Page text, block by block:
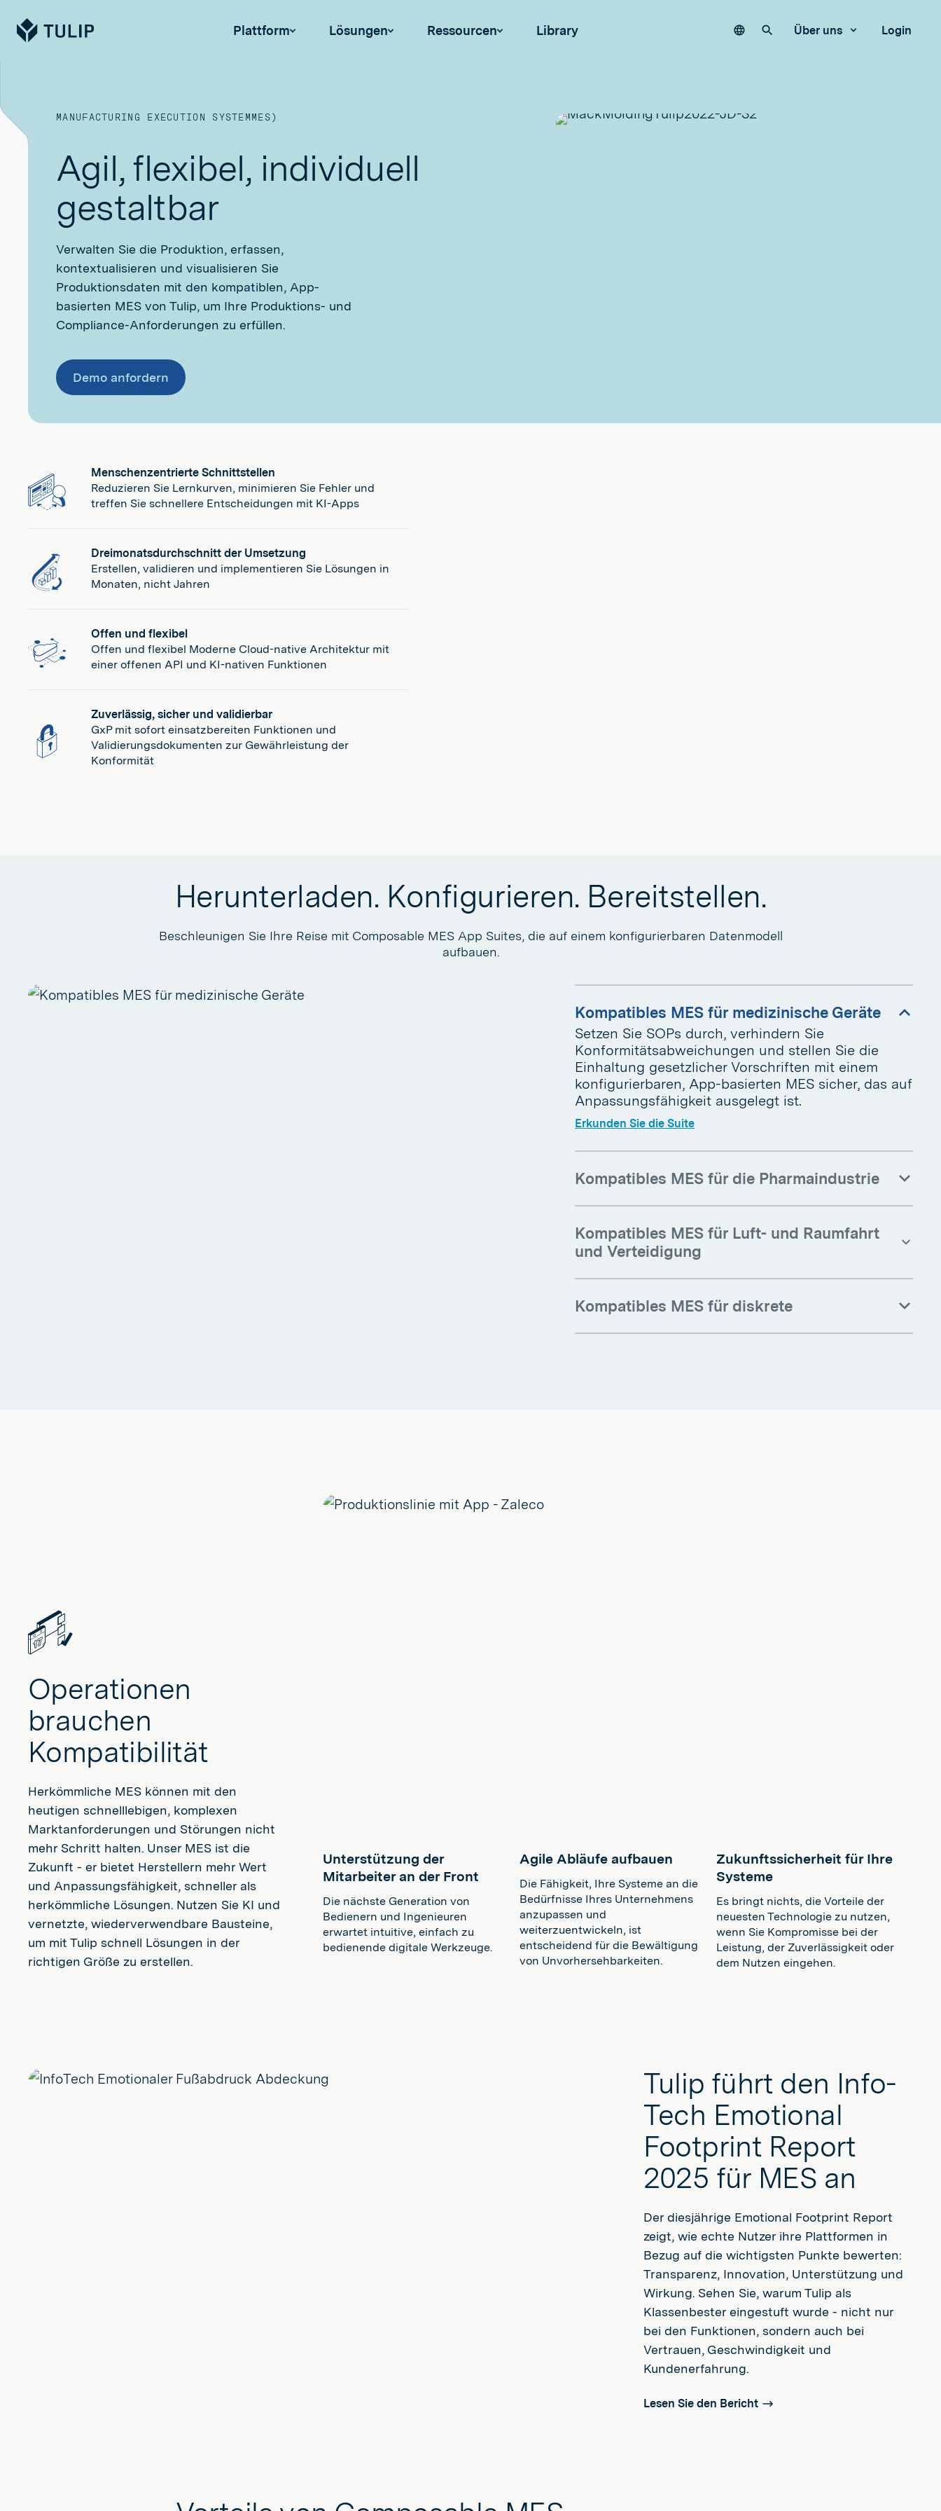
Tulip Plattform Lösungen Ressourcen Library LanguageUnsere Website durchsuchen
Über uns Login
MANUFACTURING EXECUTION SYSTEMMES)
Agil, flexibel, individuell
gestaltbar
Verwalten Sie die Produktion, erfassen,
kontextualisieren und visualisieren Sie
Produktionsdaten mit den kompatiblen, App-
basierten MES von Tulip, um Ihre Produktions- und
Compliance-Anforderungen zu erfüllen.
Demo anfordern
Menschenzentrierte Schnittstellen
Reduzieren Sie Lernkurven, minimieren Sie Fehler und
treffen Sie schnellere Entscheidungen mit KI-Apps
Dreimonatsdurchschnitt der Umsetzung
Erstellen, validieren und implementieren Sie Lösungen in
Monaten, nicht Jahren
Offen und flexibel
Offen und flexibel Moderne Cloud-native Architektur mit
einer offenen API und KI-nativen Funktionen
Zuverlässig, sicher und validierbar
GxP mit sofort einsatzbereiten Funktionen und
Validierungsdokumenten zur Gewährleistung der
Konformität
Herunterladen. Konfigurieren. Bereitstellen.
Beschleunigen Sie Ihre Reise mit Composable MES App Suites, die auf einem konfigurierbaren Datenmodell
aufbauen.
Kompatibles MES für medizinische Geräte
Setzen Sie SOPs durch, verhindern Sie
Konformitätsabweichungen und stellen Sie die
Einhaltung gesetzlicher Vorschriften mit einem
konfigurierbaren, App-basierten MES sicher, das auf
Anpassungsfähigkeit ausgelegt ist.
Erkunden Sie die Suite
Kompatibles MES für die Pharmaindustrie
Kompatibles MES für Luft- und Raumfahrt
und Verteidigung
Kompatibles MES für diskrete
Operationen
brauchen
Kompatibilität
Herkömmliche MES können mit den
heutigen schnelllebigen, komplexen
Marktanforderungen und Störungen nicht
mehr Schritt halten. Unser MES ist die
Zukunft - er bietet Herstellern mehr Wert
und Anpassungsfähigkeit, schneller als
herkömmliche Lösungen. Nutzen Sie KI und
vernetzte, wiederverwendbare Bausteine,
um mit Tulip schnell Lösungen in der
richtigen Größe zu erstellen.
Unterstützung der
Mitarbeiter an der Front
Die nächste Generation von
Bedienern und Ingenieuren
erwartet intuitive, einfach zu
bedienende digitale Werkzeuge.
Agile Abläufe aufbauen
Die Fähigkeit, Ihre Systeme an die
Bedürfnisse Ihres Unternehmens
anzupassen und
weiterzuentwickeln, ist
entscheidend für die Bewältigung
von Unvorhersehbarkeiten.
Zukunftssicherheit für Ihre
Systeme
Es bringt nichts, die Vorteile der
neuesten Technologie zu nutzen,
wenn Sie Kompromisse bei der
Leistung, der Zuverlässigkeit oder
dem Nutzen eingehen.
Tulip führt den Info-
Tech Emotional
Footprint Report
2025 für MES an
Der diesjährige Emotional Footprint Report
zeigt, wie echte Nutzer ihre Plattformen in
Bezug auf die wichtigsten Punkte bewerten:
Transparenz, Innovation, Unterstützung und
Wirkung. Sehen Sie, warum Tulip als
Klassenbester eingestuft wurde - nicht nur
bei den Funktionen, sondern auch bei
Vertrauen, Geschwindigkeit und
Kundenerfahrung.
Lesen Sie den Bericht